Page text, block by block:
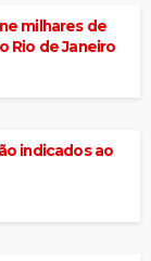
milhares de
Rio de Janeiro
indicados ao